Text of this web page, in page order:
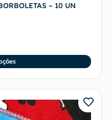
– 10 UN